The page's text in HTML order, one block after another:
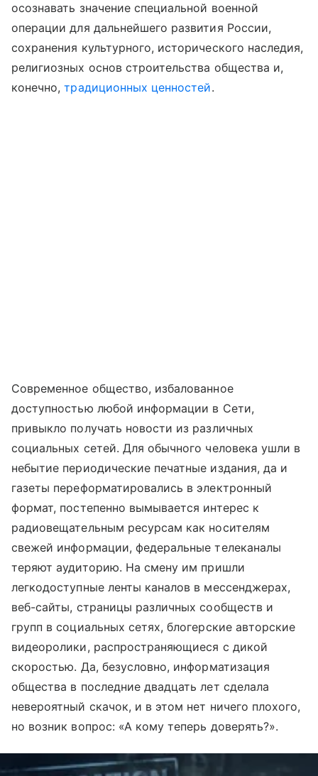
осознавать значение специальной военной
операции для дальнейшего развития России,
сохранения культурного, исторического наследия,
религиозных основ строительства общества и,
конечно,традиционных ценностей.
Современное общество, избалованное
доступностью любой информации в Сети,
привыкло получать новости из различных
социальных сетей. Для обычного человека ушли в
небытие периодические печатные издания, да и
газеты переформатировались в электронный
формат, постепенно вымывается интерес к
радиовещательным ресурсам как носителям
свежей информации, федеральные телеканалы
теряют аудиторию. На смену им пришли
легкодоступные ленты каналов в мессенджерах,
веб-сайты, страницы различных сообществ и
групп в социальных сетях, блогерские авторские
видеоролики, распространяющиеся с дикой
скоростью. Да, безусловно, информатизация
общества в последние двадцать лет сделала
невероятный скачок, и в этом нет ничего плохого,
но возник вопрос: «А кому теперь доверять?».